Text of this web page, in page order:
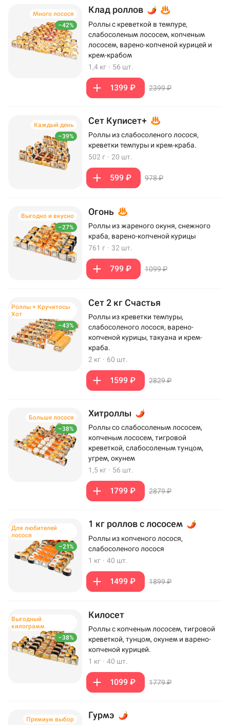
–42%
Много лосося Клад роллов
Роллы с креветкой в темпуре,
слабосоленым лососем, копченым
лососем, варено-копченой курицей и
крем-крабом
1,4 кг · 56 шт.
1399 ₽ 2399 ₽
–39%
Каждый день Сет Куписет+
Роллы из слабосоленого лосося,
креветки темпуры и крем-краба.
502 г · 20 шт.
599 ₽ 978 ₽
–27%
Выгодно и вкусно Огонь
Роллы из жареного окуня, снежного
краба, варено-копченой курицы
761 г · 32 шт.
799 ₽ 1099 ₽
–43%
Роллы + Кручитосы
Хот
Сет 2 кг Счастья
Роллы из креветки темпуры,
слабосоленого лосося, варено-
копченой курицы, такуана и крем-
краба.
2 кг · 60 шт.
1599 ₽ 2829 ₽
–38%
Больше лосося Хитроллы
Роллы со слабосоленым лососем,
копченым лососем, тигровой
креветкой, слабосоленым тунцом,
угрем, окунем
1,5 кг · 56 шт.
1799 ₽ 2879 ₽
–21%
Для любителей
лосося
1 кг роллов с лососем
Роллы из копченого лосося,
слабосоленого лосося
1 кг · 40 шт.
1499 ₽ 1899 ₽
–38%
Выгодный
килограмм
Килосет
Роллы с копченым лососем, тигровой
креветкой, тунцом, окунем и варено-
копченой курицей.
1 кг · 40 шт.
1099 ₽ 1779 ₽
Премиум выбор Гурмэ